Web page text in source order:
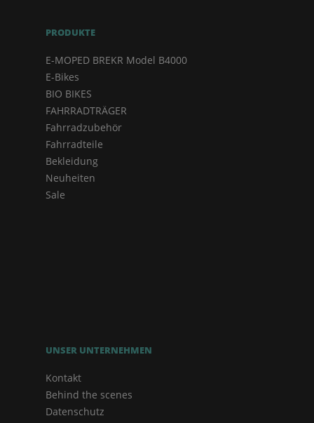
PRODUKTE
E-MOPED BREKR Model B4000
E-Bikes
BIO BIKES
FAHRRADTRÄGER
Fahrradzubehör
Fahrradteile
Bekleidung
Neuheiten
Sale
UNSER UNTERNEHMEN
Kontakt
Behind the scenes
Datenschutz